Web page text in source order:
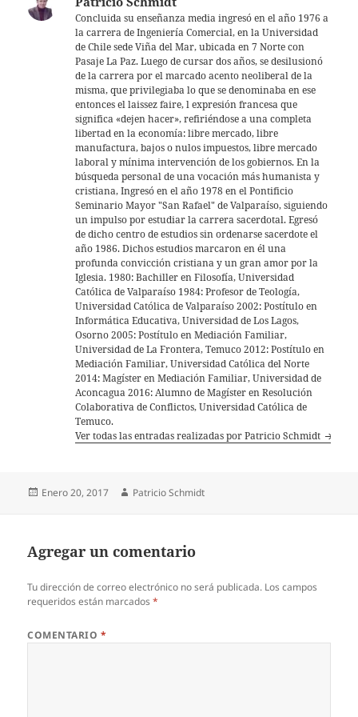
Concluida su enseñanza media ingresó en el año 1976 a
la carrera de Ingeniería Comercial, en la Universidad
de Chile sede Viña del Mar, ubicada en 7 Norte con
Pasaje La Paz. Luego de cursar dos años, se desilusionó
de la carrera por el marcado acento neoliberal de la
misma, que privilegiaba lo que se denominaba en ese
entonces el laissez faire, l expresión francesa que
significa «dejen hacer», refiriéndose a una completa
libertad en la economía: libre mercado, libre
manufactura, bajos o nulos impuestos, libre mercado
laboral y mínima intervención de los gobiernos. En la
búsqueda personal de una vocación más humanista y
cristiana, Ingresó en el año 1978 en el Pontificio
Seminario Mayor "San Rafael" de Valparaíso, siguiendo
un impulso por estudiar la carrera sacerdotal. Egresó
de dicho centro de estudios sin ordenarse sacerdote el
año 1986. Dichos estudios marcaron en él una
profunda convicción cristiana y un gran amor por la
Iglesia. 1980: Bachiller en Filosofía, Universidad
Católica de Valparaíso 1984: Profesor de Teología,
Universidad Católica de Valparaíso 2002: Postítulo en
Informática Educativa, Universidad de Los Lagos,
Osorno 2005: Postítulo en Mediación Familiar,
Universidad de La Frontera, Temuco 2012: Postítulo en
Mediación Familiar, Universidad Católica del Norte
2014: Magíster en Mediación Familiar, Universidad de
Aconcagua 2016: Alumno de Magíster en Resolución
Colaborativa de Conflictos, Universidad Católica de
Temuco.
Ver todas las entradas realizadas por Patricio Schmidt
Publicado
Enero 20, 2017 Autor
Patricio Schmidt
Agregar un comentario
Tu dirección de correo electrónico no será publicada. Los campos
requeridos están marcados*
COMENTARIO *